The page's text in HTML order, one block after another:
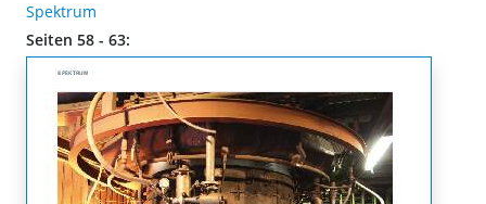
Spektrum
Seiten 58 - 63: